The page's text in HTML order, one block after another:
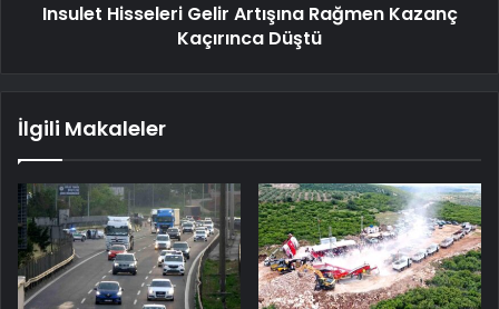
Insulet Hisseleri Gelir Artışına Rağmen Kazanç
Kaçırınca Düştü
İlgili Makaleler